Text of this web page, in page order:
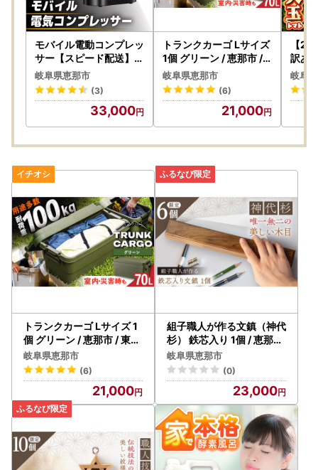
【ワンストップ特例制度申請用紙ダウンロード】
■恵那市ホームページよりワンストップ特例制度申請用紙を
ダウンロードしていただくことができます。
恵那市ホームページ
＝＝＝＝＝＝＝＝＝＝＝＝＝＝＝＝＝＝＝＝＝＝＝＝＝＝＝
＝＝＝＝＝＝＝＝＝＝＝＝＝
0日必着
〒509-7292
岐阜県恵那市長島町正家一丁目１番地１
恵那市役所 まちづくり企画部交流連携課
※封筒に『ワンストップ特例申請書 在中』の記入をお願いい
たします。
※ご提出の書類に不備のないよう、封かん前に今一度、ご確
認をお願いいたします。
＝＝＝＝＝＝＝＝＝＝＝＝＝＝＝＝＝＝＝＝＝＝＝＝＝＝＝
＝＝＝＝＝＝＝＝＝＝＝＝＝
※重要【ヤマト運輸・転送サービスの有料化】について
ーーーーーーーーーーーーーーーーーーーーーーーーーーー
ーーーーーーーーーーーーー
令和5年6月1日（木）受付分より荷物の送り状に記載された
住所以外にお届け先を変更（転送）する場合
送り状記載のお届け先から変更後のお届け先までの運賃（定
価・着払い）を収受いたします。※ヤマト運輸HPより抜粋
ーーーーーーーーーーーーーーーーーーーーーーーーーーー
ーーーーーーーーーーーーー
お届け先が変更となる場合は、事前に当市へご連絡をお願い
モバイル電動コンプレッ
サー【スピード配送】恵
那市 サイバーストーク[
AUGG002] 空気入れ
岐阜県恵那市
(3)
33,000
トランクカーゴ Lサイズ
1個 グリーン / 恵那市 /
東谷 [AUAD010] アウ
トドア
岐阜県恵那市
(6)
21,000
【2
訳あ
恵那
ファ
6]
岐阜
トランクカーゴ Lサイズ 1
個 グリーン / 恵那市 / 東谷
[AUAD010] アウトドア
岐阜県恵那市
(6)
21,000
組子職人が作る文鎮（神代
杉） 鉄芯入り 1個 / 恵那市
/ 所建具店 [AUED001]
岐阜県恵那市
(0)
23,000